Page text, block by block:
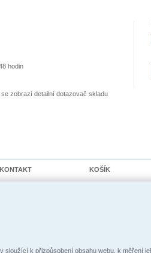
hodin
zobrazí detailní dotazovač skladu
KONTAKT KOŠÍK
k přizpůsobení obsahu webu, k měření